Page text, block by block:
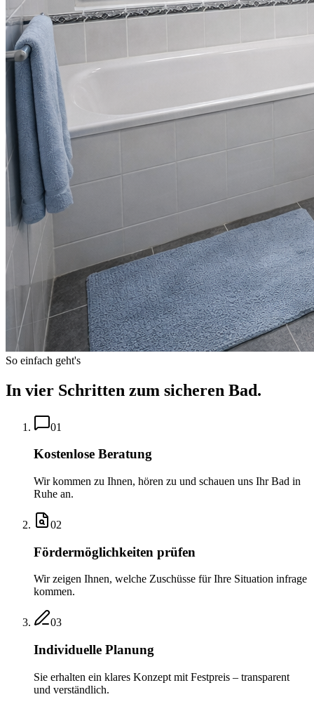
So einfach geht's
In vier Schritten zum sicheren Bad.
01
Kostenlose Beratung
Wir kommen zu Ihnen, hören zu und schauen uns Ihr Bad in
Ruhe an.
02
Fördermöglichkeiten prüfen
Wir zeigen Ihnen, welche Zuschüsse für Ihre Situation infrage
kommen.
03
Individuelle Planung
Sie erhalten ein klares Konzept mit Festpreis – transparent
und verständlich.